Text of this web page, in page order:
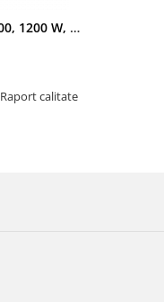
Freza lemn ProCraft POB1700, 1200 W, 2600 Rpm cu 12 freze pentru lemn incluse in pachet